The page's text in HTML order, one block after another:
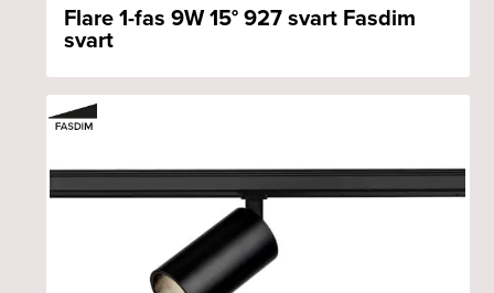
Flare 1-fas 9W 15° 927 svart Fasdim
svart